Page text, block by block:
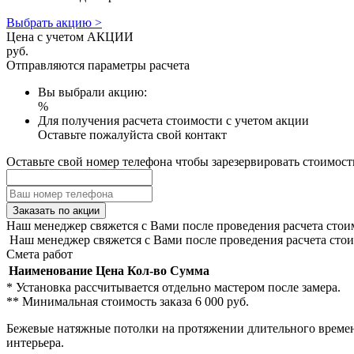
Выбрать акцию >
Цена с учетом АКЦИИ
руб.
Отправляются параметры расчета
Вы выбрали акцию:
%
Для получения расчета стоимости с учетом акции
Оставьте пожалуйста свой контакт
Оставьте свой номер телефона чтобы зарезервировать
Заказать по акции
Наш менеджер свяжется с Вами после проведения расчета
Наш менеджер свяжется с Вами после проведения расчета
Смета работ
Наименование Цена Кол-во Сумма
* Установка рассчитывается отдельно мастером после замера.
** Минимальная стоимость заказа 6 000 руб.
Бежевые натяжные потолки на протяжении длительного
интерьера.